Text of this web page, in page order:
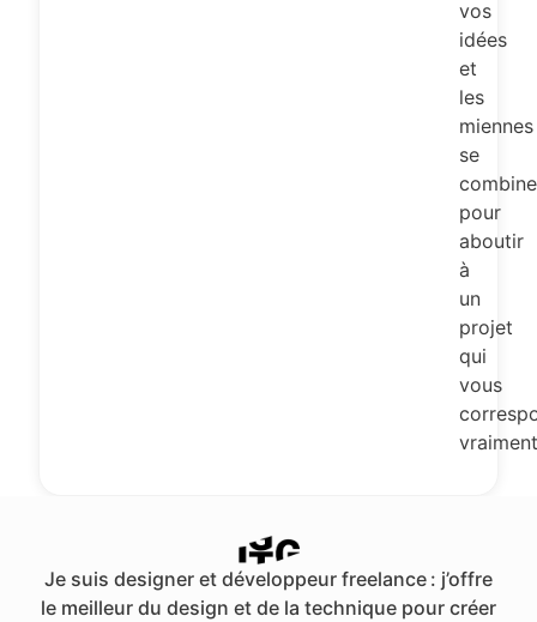
vos
idées
et
les
miennes
se
pour
aboutir
à
un
projet
qui
vous
Je suis designer et développeur freelance : j’offre
le meilleur du design et de la technique pour créer